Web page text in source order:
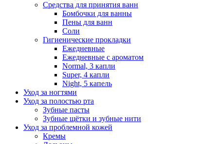
Средства для принятия ванн
Бомбочки для ванны
Пены для ванн
Соли
Гигиенические прокладки
Ежедневные
Ежедневные с ароматом
Normal, 3 капли
Super, 4 капли
Night, 5 капель
Уход за ногтями
Уход за полостью рта
Зубные пасты
Зубные щётки и зубные нити
Уход за проблемной кожей
Кремы